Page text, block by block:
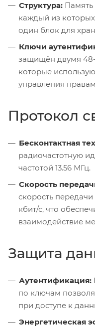
Структура: Память
каждый из
один блок для
Ключи
защищён двумя
которые
управления
Протокол
Бесконтактная
радиочастотную
частотой 13.56 МГц.
Скорость
скорость
кбит/с, что
взаимодействие
Защита
Аутентификация:
по ключам
при доступе к
Энергетическая